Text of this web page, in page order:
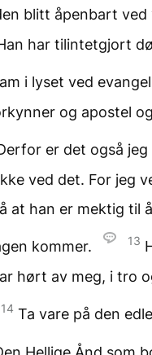
blitt åpenbart ved
har tilintetgjort
i lyset ved
og apostel
er det også
ved det. For jeg
at han er mektig til
kommer. 13
hørt av meg, i tro
14 Ta vare på den